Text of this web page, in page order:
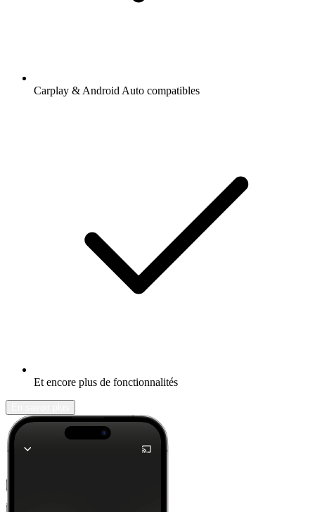
Carplay & Android Auto compatibles
Et encore plus de fonctionnalités